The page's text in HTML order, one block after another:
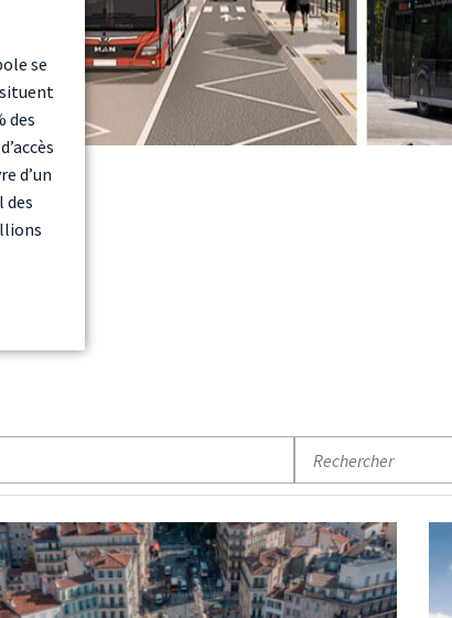
se
des
d’un
des